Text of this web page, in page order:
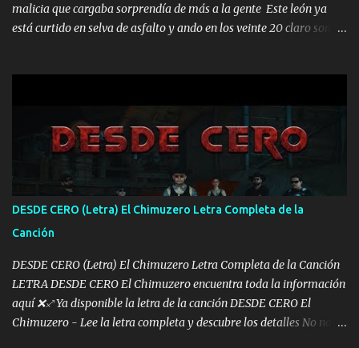
malicia que cargaba sorprendía de más a la gente Este león ya
está curtido en selva de asfalto y ando en los veinte 20 claro son
pa más pues hay charola les voy a dar hasta topar pues no hay de
otra Música Surcando bien mi camino voy por mi línea no veo a
los lados aquel que no corre vuela no se me duerm voy chicoteado
Ya pasé varias hazañas ya tienen rato que me agarran el colmillo
de este León los estatales no sé esperaron Al tiro esta la PrimiZa
también la nueve que cargo al lado doy la mano al que su amigo y
al traicionero damos pa abajo Y No me paran aquí hay pa más
pues hay charola les voy a dar hasta topar pues no hay de otra...
DESDE CERO (Letra) El Chimuzero Letra Completa de la
Canción
DESDE CERO (Letra) El Chimuzero Letra Completa de la Canción
LETRA DESDE CERO El Chimuzero encuentra toda la información
aquí ❌♐ Ya disponible la letra de la canción DESDE CERO El
Chimuzero - Lee la letra completa y descubre los detalles No nací